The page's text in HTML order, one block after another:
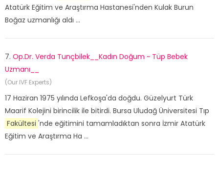
Atatürk Eğitim ve Araştırma Hastanesi'nden Kulak Burun
Boğaz uzmanlığı aldı ...
7. Op.Dr. Verda Tunçbilek__Kadın Doğum ~ Tüp Bebek
Uzmanı__
(Our IVF Experts)
17 Haziran 1975 yılında Lefkoşa'da doğdu. Güzelyurt Türk
Maarif Kolejini birincilik ile bitirdi. Bursa Uludağ Üniversitesi Tıp
Fakültesi 'nde eğitimini tamamladıktan sonra İzmir Atatürk
Eğitim ve Araştırma Ha ...